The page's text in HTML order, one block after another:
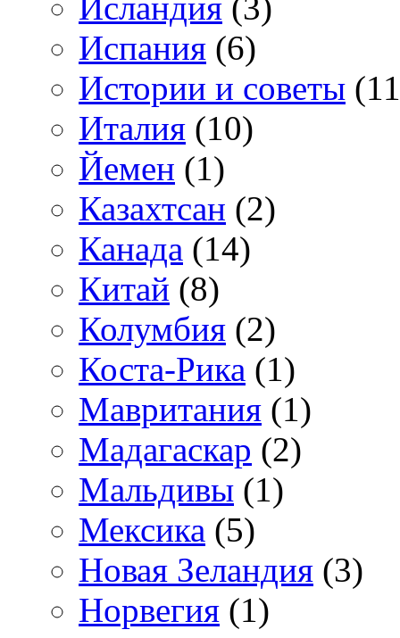
Исландия (3)
Испания (6)
Истории и советы
Италия (10)
Йемен (1)
Казахтсан (2)
Канада (14)
Китай (8)
Колумбия (2)
Коста-Рика (1)
Мавритания (1)
Мадагаскар (2)
Мальдивы (1)
Мексика (5)
Новая Зеландия (3)
Норвегия (1)